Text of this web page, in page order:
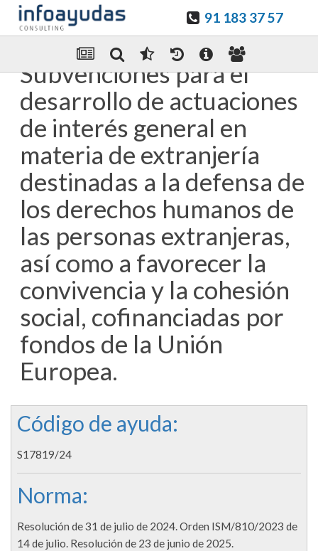
91 183 37 57
Enviar Por email
Subvenciones para el
desarrollo de actuaciones
de interés general en
materia de extranjería
destinadas a la defensa de
los derechos humanos de
las personas extranjeras,
así como a favorecer la
convivencia y la cohesión
social, cofinanciadas por
fondos de la Unión
Europea.
Código de ayuda:
S17819/24
Norma:
Resolución de 31 de julio de 2024. Orden ISM/810/2023 de
14 de julio. Resolución de 23 de junio de 2025.